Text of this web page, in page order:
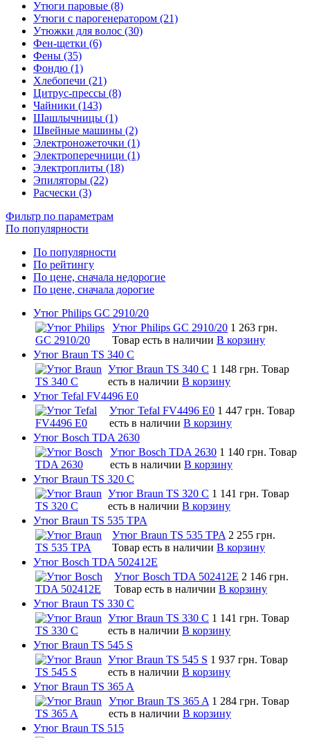
Утюги паровые (8)
Утюги с парогенератором (21)
Утюжки для волос (30)
Фен-щетки (6)
Фены (35)
Фондю (1)
Хлебопечи (21)
Цитрус-прессы (8)
Чайники (143)
Шашлычницы (1)
Швейные машины (2)
Электроножеточки (1)
Электроперечници (1)
Электроплиты (18)
Эпиляторы (22)
Расчески (3)
Фильтр по параметрам
По популярности
По популярности
По рейтингу
По цене, сначала недорогие
По цене, сначала дорогие
Утюг Philips GC 2910/20
Утюг Philips GC 2910/20 1 263 грн.
Товар есть в наличии В корзину
Утюг Braun TS 340 C
Утюг Braun TS 340 C 1 148 грн. Товар
есть в наличии В корзину
Утюг Tefal FV4496 E0
Утюг Tefal FV4496 E0 1 447 грн. Товар
есть в наличии В корзину
Утюг Bosch TDA 2630
Утюг Bosch TDA 2630 1 140 грн. Товар
есть в наличии В корзину
Утюг Braun TS 320 C
Утюг Braun TS 320 C 1 141 грн. Товар
есть в наличии В корзину
Утюг Braun TS 535 TPA
Утюг Braun TS 535 TPA 2 255 грн.
Товар есть в наличии В корзину
Утюг Bosch TDA 502412E
Утюг Bosch TDA 502412E 2 146 грн.
Товар есть в наличии В корзину
Утюг Braun TS 330 C
Утюг Braun TS 330 C 1 141 грн. Товар
есть в наличии В корзину
Утюг Braun TS 545 S
Утюг Braun TS 545 S 1 937 грн. Товар
есть в наличии В корзину
Утюг Braun TS 365 A
Утюг Braun TS 365 A 1 284 грн. Товар
есть в наличии В корзину
Утюг Braun TS 515